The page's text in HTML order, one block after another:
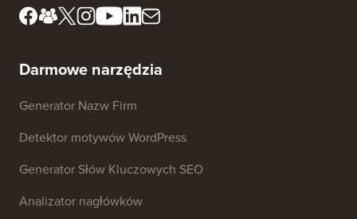
redakcyjny
dotyczące marki
Darmowe narzędzia